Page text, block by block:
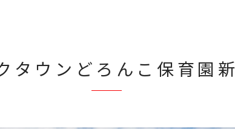
タウンどろんこ保育園